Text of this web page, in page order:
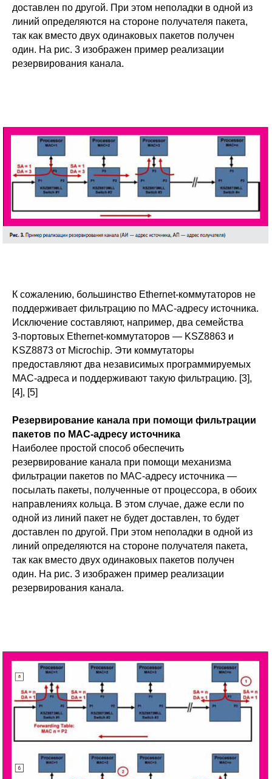
доставлен по другой. При этом неполадки в одной из
линий определяются на стороне получателя пакета,
так как вместо двух одинаковых пакетов получен
один. На рис. 3 изображен пример реализации
резервирования канала.
К сожалению, большинство Ethernet-коммутаторов не
поддерживает фильтрацию по MAC-адресу источника.
Исключение составляют, например, два семейства
3‑портовых Ethernet-коммутаторов — KSZ8863 и
KSZ8873 от Microchip. Эти коммутаторы
предоставляют два независимых программируемых
MAC-адреса и поддерживают такую фильтрацию. [3],
[4], [5]
Резервирование канала при помощи фильтрации
пакетов по MAC-адресу источника
Наиболее простой способ обеспечить
резервирование канала при помощи механизма
фильтрации пакетов по MAC-адресу источника —
посылать пакеты, полученные от процессора, в обоих
направлениях кольца. В этом случае, даже если по
одной из линий пакет не будет доставлен, то будет
доставлен по другой. При этом неполадки в одной из
линий определяются на стороне получателя пакета,
так как вместо двух одинаковых пакетов получен
один. На рис. 3 изображен пример реализации
резервирования канала.